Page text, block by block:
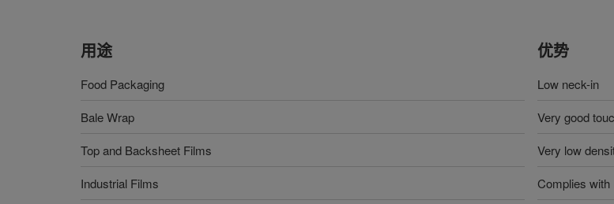
用途
Food Packaging
Bale Wrap
Top and Backsheet Films
Industrial Films
优势
Low neck-in
Very good
Very low
Complies